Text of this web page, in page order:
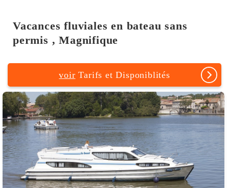
Vacances fluviales en bateau sans
permis , Magnifique
voir Tarifs et Disponiblités